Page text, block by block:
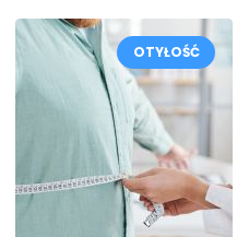
OTYŁOŚĆ